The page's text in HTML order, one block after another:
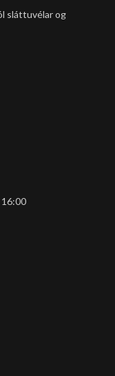
sláttuvélar og
16:00